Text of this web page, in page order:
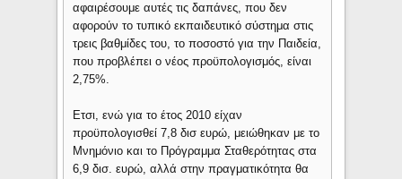
αφαιρέσουμε αυτές τις δαπάνες, που δεν
αφορούν το τυπικό εκπαιδευτικό σύστημα στις
τρεις βαθμίδες του, το ποσοστό για την Παιδεία,
που προβλέπει ο νέος προϋπολογισμός, είναι
2,75%.
Ετσι, ενώ για το έτος 2010 είχαν
προϋπολογισθεί 7,8 δισ ευρώ, μειώθηκαν με το
Μνημόνιο και το Πρόγραμμα Σταθερότητας στα
6,9 δισ. ευρώ, αλλά στην πραγματικότητα θα